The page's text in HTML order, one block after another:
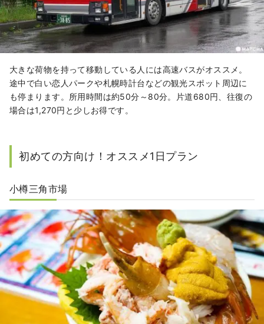
大きな荷物を持って移動している人には高速バスがオススメ。
途中で白い恋人パークや札幌時計台などの観光スポット周辺に
も停まります。所用時間は約50分～80分。片道680円、往復の
場合は1,270円と少しお得です。
初めての方向け！オススメ1日プラン
小樽三角市場